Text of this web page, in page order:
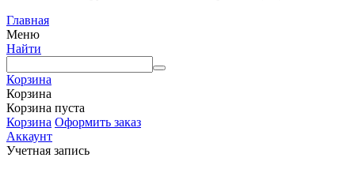
Главная
Меню
Найти
Корзина
Корзина
Корзина пуста
Корзина Оформить заказ
Аккаунт
Учетная запись